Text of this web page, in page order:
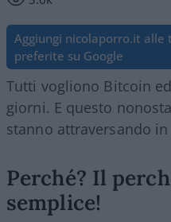
Aggiungi nicolaporro.it alle
preferite su Google
Tutti vogliono Bitcoin
giorni. E questo
stanno attraversando
Perché? Il
semplice!